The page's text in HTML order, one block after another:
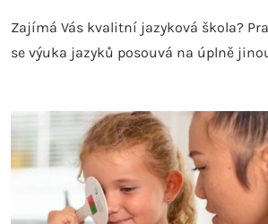
Zajímá Vás kvalitní jazyková škola?
se výuka jazyků posouvá na úplně